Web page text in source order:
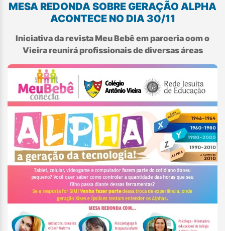
MESA REDONDA SOBRE GERAÇÃO ALPHA
ACONTECE NO DIA 30/11
Iniciativa da revista Meu Bebê em parceria com o
Vieira reunirá profissionais de diversas áreas